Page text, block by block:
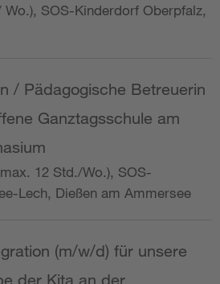
Wo.), SOS-Kinderdorf Oberpfalz,
/ Pädagogische Betreuerin
Ganztagsschule am
12 Std./Wo.), SOS-
Lech, Dießen am Ammersee
(m/w/d) für unsere
der Kita an der